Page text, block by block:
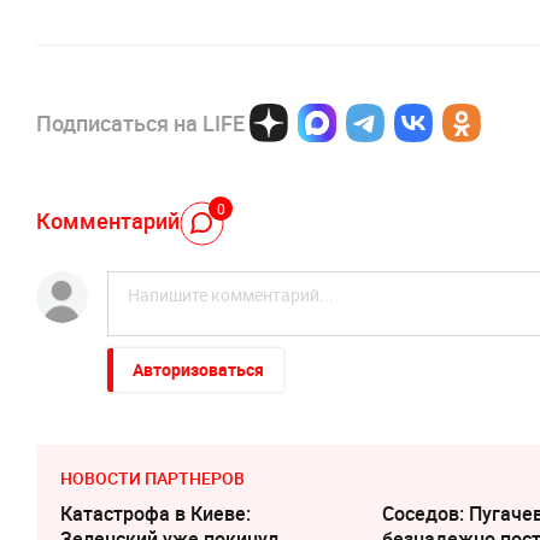
Подписаться на LIFE
Комментарий 0
Авторизоваться
НОВОСТИ ПАРТНЕРОВ
Катастрофа в Киеве:
Соседов: